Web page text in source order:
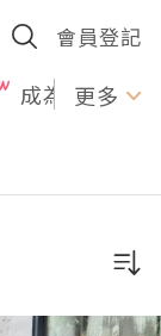
會員登記
成為U更多